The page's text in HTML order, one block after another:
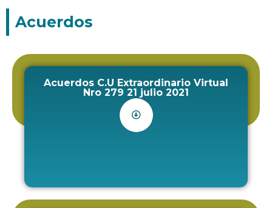
Acuerdos
Acuerdos C.U Extraordinario Virtual
Nro 279 21 julio 2021